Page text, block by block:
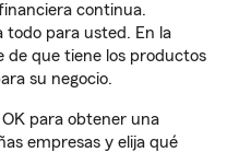
continua.
todo para usted. En la
de que tiene los productos
su negocio.
para obtener una
empresas y elija qué